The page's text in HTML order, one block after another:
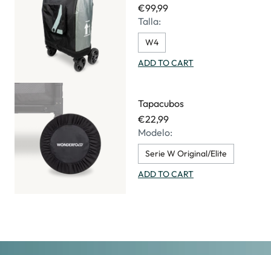
€99,99
Talla:
W4
ADD TO CART
Tapacubos
€22,99
Modelo:
Serie W Original/Elite
ADD TO CART